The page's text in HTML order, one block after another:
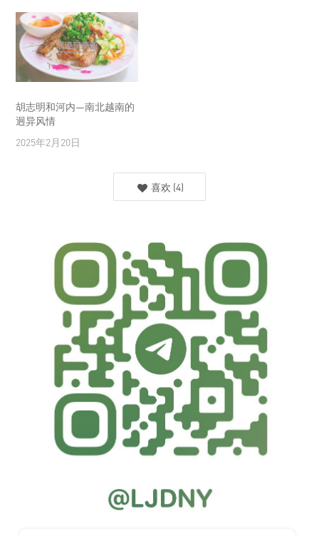
胡志明和河内—南北越南的
迥异风情
2025年2月20日
喜欢 (4)